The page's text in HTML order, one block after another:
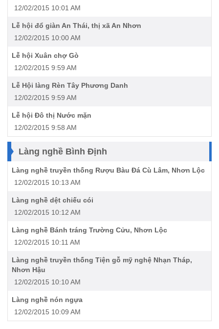
12/02/2015 10:01 AM
Lễ hội đổ giàn An Thái, thị xã An Nhơn
12/02/2015 10:00 AM
Lễ hội Xuân chợ Gò
12/02/2015 9:59 AM
Lễ Hội làng Rèn Tây Phương Danh
12/02/2015 9:59 AM
Lễ hội Đô thị Nước mặn
12/02/2015 9:58 AM
Làng nghề Bình Định
Làng nghề truyền thống Rượu Bàu Đá Cù Lâm, Nhơn Lộc
12/02/2015 10:13 AM
Làng nghề dệt chiếu cói
12/02/2015 10:12 AM
Làng nghề Bánh tráng Trường Cửu, Nhơn Lộc
12/02/2015 10:11 AM
Làng nghề truyền thống Tiện gỗ mỹ nghệ Nhạn Tháp,
Nhơn Hậu
12/02/2015 10:10 AM
Làng nghề nón ngựa
12/02/2015 10:09 AM